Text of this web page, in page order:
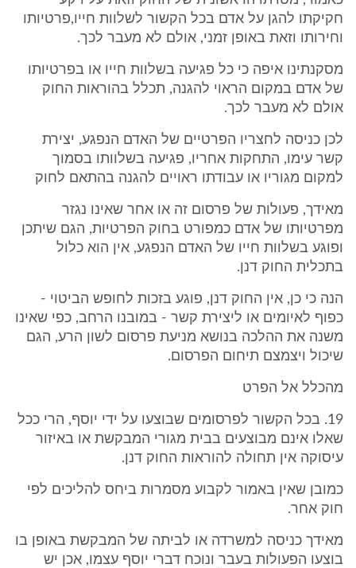
חקיקתו להגן על אדם בכל הקשור לשלוות חייו,פרטיותו
וחירותו וזאת באופן זמני, אולם לא מעבר לכך.
מסקנתינו איפה כי כל פגיעה בשלוות חייו או בפרטיותו
של אדם במקום הראוי להגנה, תכלל בהוראות החוק
אולם לא מעבר לכך.
לכן כניסה לחצריו הפרטיים של האדם הנפגע, יצירת
קשר עימו, התחקות אחריו, פגיעה בשלוותו בסמוך
למקום מגוריו או עבודתו ראויים להגנה בהתאם לחוק
מאידך, פעולות של פרסום זה או אחר שאינו נגזר
מפרטיותו של אדם כמפורט בחוק הפרטיות, הגם שיתכן
ופוגע בשלוות חייו של האדם הנפגע, אין הוא כלול
בתכלית החוק דנן.
הנה כי כן, אין החוק דנן, פוגע בזכות לחופש הביטוי -
כפוף לאיומים או ליצירת קשר - במובנו הרחב, כפי שאינו
משנה את ההלכה בנושא מניעת פרסום לשון הרע, הגם
שיכול ויצמצם תיחום הפרסום.
מהכלל אל הפרט
19. בכל הקשור לפרסומים שבוצעו על ידי יוסף, הרי ככל
שאלו אינם מבוצעים בבית מגורי המבקשת או באיזור
עיסוקה אין תחולה להוראות החוק דנן.
כמובן שאין באמור לקבוע מסמרות ביחס להליכים לפי
חוק אחר.
מאידך כניסה למשרדה או לביתה של המבקשת באופן בו
בוצעו הפעולות בעבר ונוכח דברי יוסף עצמו, אכן יש